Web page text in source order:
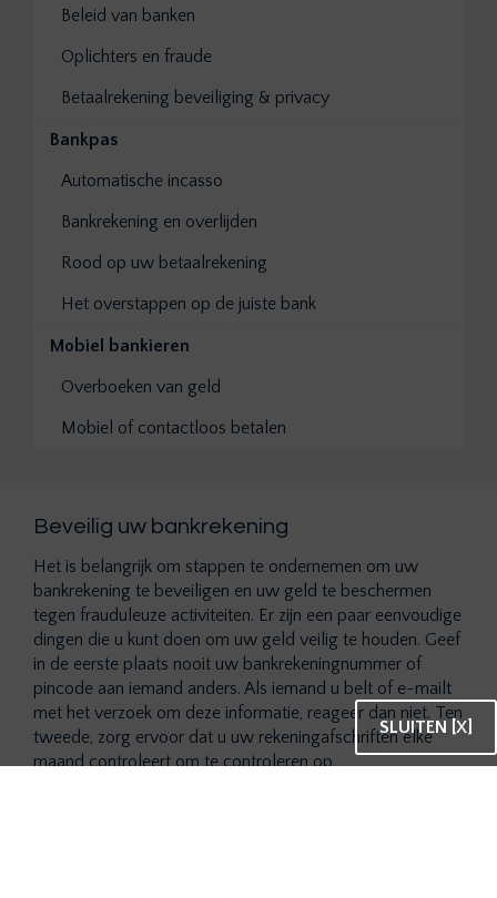
Beleid van banken
Oplichters en fraude
Betaalrekening beveiliging & privacy
Bankpas
Automatische incasso
Bankrekening en overlijden
Rood op uw betaalrekening
Het overstappen op de juiste bank
Mobiel bankieren
Overboeken van geld
Mobiel of contactloos betalen
Beveilig uw bankrekening
Het is belangrijk om stappen te ondernemen om uw
bankrekening te beveiligen en uw geld te beschermen
tegen frauduleuze activiteiten. Er zijn een paar eenvoudige
dingen die u kunt doen om uw geld veilig te houden. Geef
in de eerste plaats nooit uw bankrekeningnummer of
pincode aan iemand anders. Als iemand u belt of e-mailt
met het verzoek om deze informatie, reageer dan niet. Ten
tweede, zorg ervoor dat u uw rekeningafschriften elke
maand controleert om te controleren op
SLUITEN [X]